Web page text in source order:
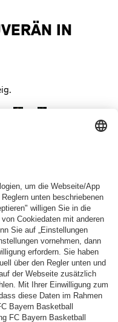
IN
Größe
in voller Größe
Zeige in voller Größe
Zeige in voller